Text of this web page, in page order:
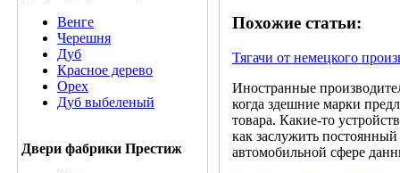
Венге
Черешня
Дуб
Красное дерево
Орех
Дуб выбеленый
Двери фабрики Престиж
Похожие статьи:
Тягачи от немецкого
Иностранные
когда здешние марки
товара. Какие-то
как заслужить
автомобильной сфере